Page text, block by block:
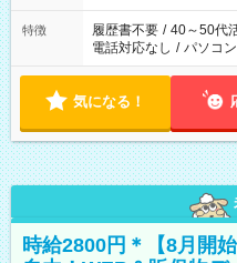
特徴 履歴書不要 / 40～50代
電話対応なし / パソコ
気になる！
時給2800円＊【8月開